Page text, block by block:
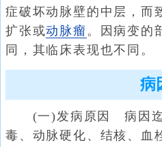
症破坏动脉壁的中层，而
扩张或动脉瘤。因病变的
同，其临床表现也不同。
病
(一)发病原因 病因迄
毒、动脉硬化、结核、血